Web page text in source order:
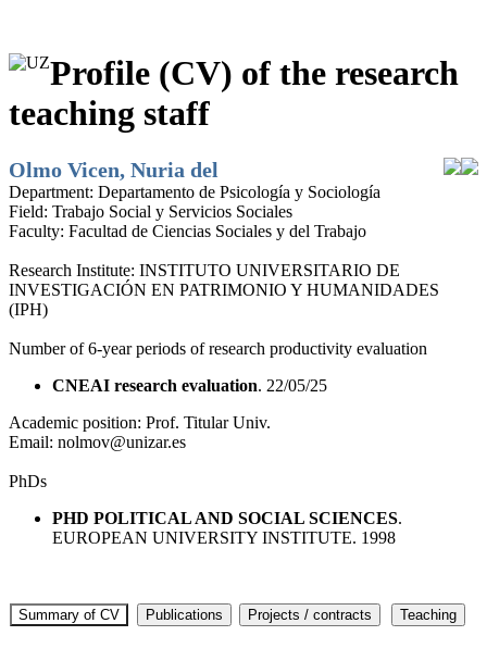
Profile (CV) of the research
teaching staff
Olmo Vicen, Nuria del
Department: Departamento de Psicología y Sociología
Field: Trabajo Social y Servicios Sociales
Faculty: Facultad de Ciencias Sociales y del Trabajo
Research Institute: INSTITUTO UNIVERSITARIO DE
INVESTIGACIÓN EN PATRIMONIO Y HUMANIDADES
(IPH)
Number of 6-year periods of research productivity evaluation
CNEAI research evaluation. 22/05/25
Academic position: Prof. Titular Univ.
Email: nolmov@unizar.es
PhDs
PHD POLITICAL AND SOCIAL SCIENCES.
EUROPEAN UNIVERSITY INSTITUTE. 1998